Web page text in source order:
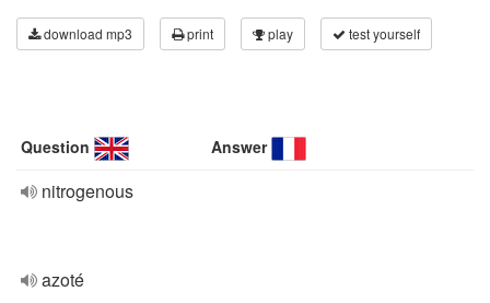
download mp3 print play test yourself
Question Answer
nitrogenous
azoté